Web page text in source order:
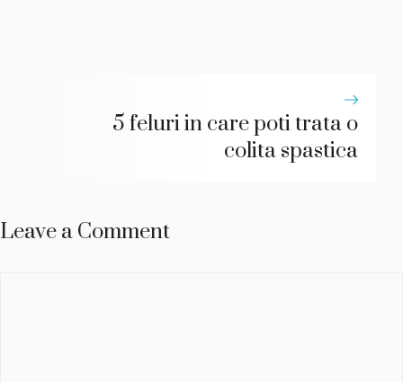
5 feluri in care poti trata o
colita spastica
Leave a Comment